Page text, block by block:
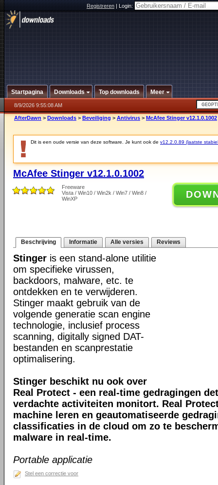
Registreren|Login:
Startpagina Downloads Top downloads Meer
8/9/2026 9:55:08 AM
AfterDawn > Downloads > Beveiliging > Antivirus > McAfee Stinger v12.1.0.1002
Dit is een oude versie van deze software. Je kunt ook de v12.2.0.89 (laatste
McAfee Stinger v12.1.0.1002
Freeware
Vista / Win10 / Win2k / Win7 / Win8 /
WinXP
Beschrijving Informatie Alle versies Reviews
Stinger is een stand-alone utilitie
om specifieke virussen,
backdoors, malware, etc. te
ontdekken en te verwijderen.
Stinger maakt gebruik van de
volgende generatie scan engine
technologie, inclusief process
scanning, digitally signed DAT-
bestanden en scanprestatie
optimalisering.
Stinger beschikt nu ook over
Real Protect - een real-time gedragingen
verdachte activiteiten monitort. Real
machine leren en geautomatiseerde
classificaties in de cloud om zo te
malware in real-time.
Portable applicatie
Stel een correctie voor